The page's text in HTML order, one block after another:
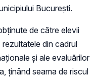
București.
de către elevii
din cadrul
și ale evaluărilor
ținând seama de riscul